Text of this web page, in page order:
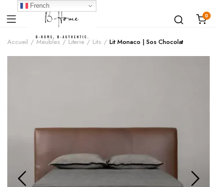
0
Accueil Meubles Literie Lits Lit Monaco | Sos Chocolat
French